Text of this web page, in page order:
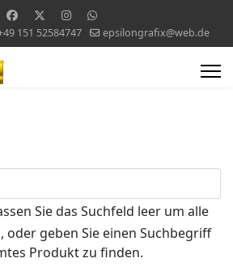
151 52584747 epsilongrafix@web.de
Sie das Suchfeld leer um alle
oder geben Sie einen Suchbegriff
Produkt zu finden.